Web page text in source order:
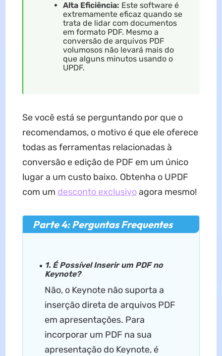
Alta Eficiência: Este software é
extremamente eficaz quando se
trata de lidar com documentos
em formato PDF. Mesmo a
conversão de arquivos PDF
volumosos não levará mais do
que alguns minutos usando o
UPDF.
Se você está se perguntando por que o
recomendamos, o motivo é que ele oferece
todas as ferramentas relacionadas à
conversão e edição de PDF em um único
lugar a um custo baixo. Obtenha o UPDF
com um desconto exclusivoagora mesmo!
Parte 4: Perguntas Frequentes
1. É Possível Inserir um PDF no
Keynote?
Não, o Keynote não suporta a
inserção direta de arquivos PDF
em apresentações. Para
incorporar um PDF na sua
apresentação do Keynote, é